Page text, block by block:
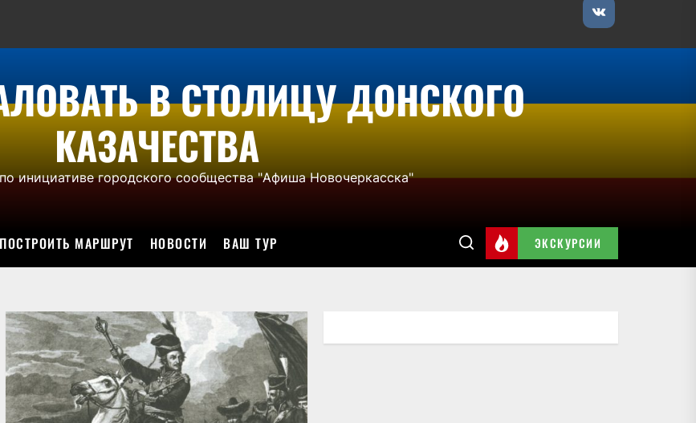
VK
В СТОЛИЦУ ДОНСКОГО
КАЗАЧЕСТВА
инициативе городского сообщества "Афиша Новочеркасска"
ПОСТРОИТЬ МАРШРУТ НОВОСТИ ВАШ ТУР ЭКСКУРСИИ